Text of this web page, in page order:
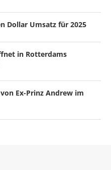
Dollar Umsatz für 2025
in Rotterdams
Ex-Prinz Andrew im